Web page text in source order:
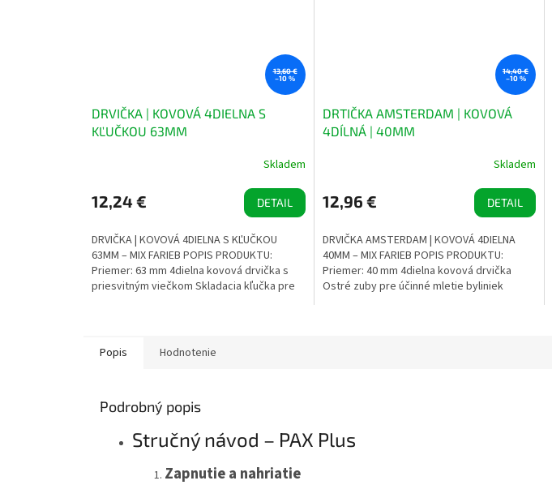
13,60 €
–10 %
DRVIČKA | KOVOVÁ 4DIELNA S
KĽUČKOU 63MM
Skladem
12,24 € DETAIL
DRVIČKA | KOVOVÁ 4DIELNA S KĽUČKOU
63MM – MIX FARIEB POPIS PRODUKTU:
Priemer: 63 mm 4dielna kovová drvička s
priesvitným viečkom Skladacia kľučka pre
14,40 €
–10 %
DRTIČKA AMSTERDAM | KOVOVÁ
4DÍLNÁ | 40MM
Skladem
12,96 € DETAIL
DRVIČKA AMSTERDAM | KOVOVÁ 4DIELNA
40MM – MIX FARIEB POPIS PRODUKTU:
Priemer: 40 mm 4dielna kovová drvička
Ostré zuby pre účinné mletie byliniek
Popis Hodnotenie
Podrobný popis
Stručný návod – PAX Plus
Zapnutie a nahriatie